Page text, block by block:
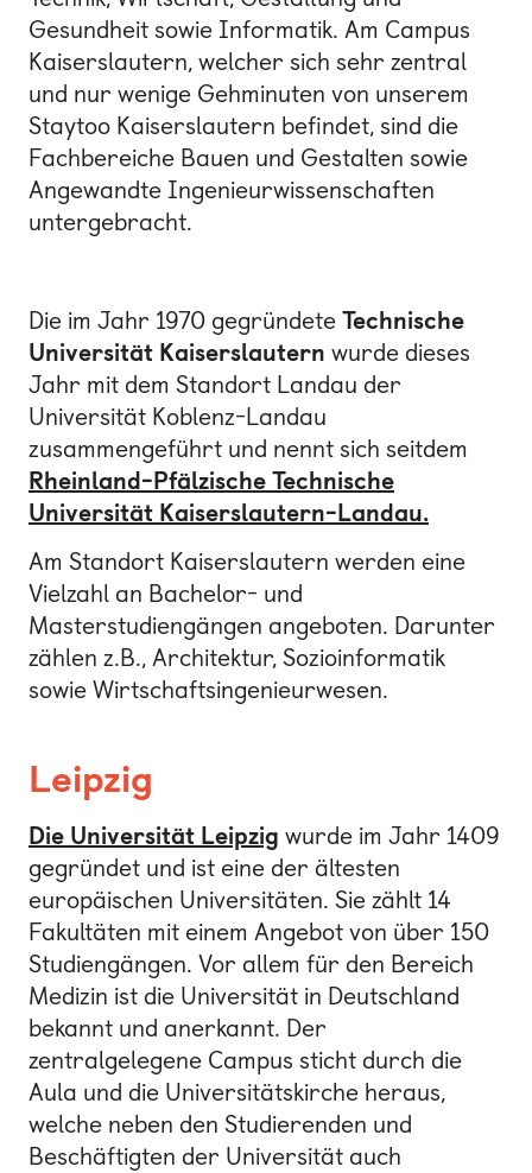
Gesundheit sowie Informatik. Am Campus
Kaiserslautern, welcher sich sehr zentral
und nur wenige Gehminuten von unserem
Staytoo Kaiserslautern befindet, sind die
Fachbereiche Bauen und Gestalten sowie
Angewandte Ingenieurwissenschaften
untergebracht.
Die im Jahr 1970 gegründete Technische
Universität Kaiserslautern wurde dieses
Jahr mit dem Standort Landau der
Universität Koblenz-Landau
zusammengeführt und nennt sich seitdem
Rheinland-Pfälzische Technische
Universität Kaiserslautern-Landau.
Am Standort Kaiserslautern werden eine
Vielzahl an Bachelor- und
Masterstudiengängen angeboten. Darunter
zählen z.B., Architektur, Sozioinformatik
sowie Wirtschaftsingenieurwesen.
Leipzig
Die Universität Leipzig wurde im Jahr 1409
gegründet und ist eine der ältesten
europäischen Universitäten. Sie zählt 14
Fakultäten mit einem Angebot von über 150
Studiengängen. Vor allem für den Bereich
Medizin ist die Universität in Deutschland
bekannt und anerkannt. Der
zentralgelegene Campus sticht durch die
Aula und die Universitätskirche heraus,
welche neben den Studierenden und
Beschäftigten der Universität auch